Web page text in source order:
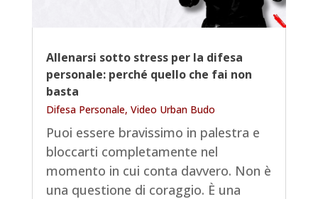
Allenarsi sotto stress per la difesa
personale: perché quello che fai non
basta
Difesa Personale, Video Urban Budo
Puoi essere bravissimo in palestra e
bloccarti completamente nel
momento in cui conta davvero. Non è
una questione di coraggio. È una